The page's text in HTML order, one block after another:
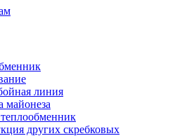
линия
майонеза
других скребковых